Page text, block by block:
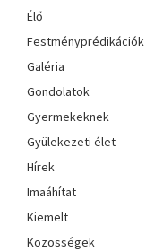
Élő
Festményprédikációk
Galéria
Gondolatok
Gyermekeknek
Gyülekezeti élet
Hírek
Imaáhítat
Kiemelt
Közösségek